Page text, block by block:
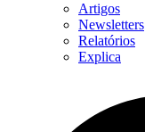
Artigos
Newsletters
Relatórios
Explica